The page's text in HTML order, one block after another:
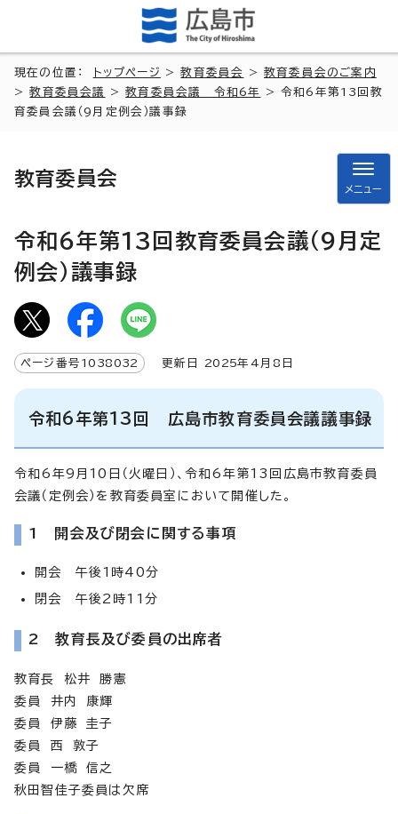
現在の位置： トップページ >教育委員会 >教育委員会のご案内
>教育委員会議 >教育委員会議 令和6年
> 令和6年第13回教
育委員会議（9月定例会）議事録
教育委員会
メニュー
令和6年第13回教育委員会議（9月定
例会）議事録
ページ番号 1038032 更新日 2025年4月8日
令和6年第13回 広島市教育委員会議議事録
令和6年9月10日（火曜日）、令和6年第13回広島市教育委員
会議（定例会）を教育委員室において開催した。
1 開会及び閉会に関する事項
開会 午後1時40分
閉会 午後2時11分
2 教育長及び委員の出席者
教育長 松井 勝憲
委員 井内 康輝
委員 伊藤 圭子
委員 西 敦子
委員 一橋 信之
秋田智佳子委員は欠席